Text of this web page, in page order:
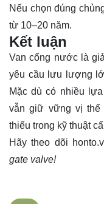
Nếu chọn đúng
từ 10–20 năm.
Kết luận
Van cổng nước là
yêu cầu lưu lượng
Mặc dù có nhiều
vẫn giữ vững vị thế
thiếu trong kỹ thuật
Hãy theo dõi
gate valve!